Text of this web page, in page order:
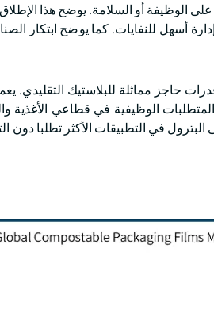
على الوظيفة أو السلامة. يوضح هذا
أسهل للنفايات. كما يوضح ابتكار
حاجز مماثلة للبلاستيك
المتطلبات الوظيفية في قطاعي الأغذية
في التطبيقات الأكثر تطلبا دون